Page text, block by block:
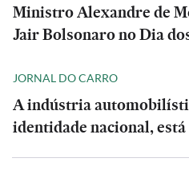
Ministro Alexandre de
Jair Bolsonaro no Dia
JORNAL DO CARRO
A indústria
identidade nacional,